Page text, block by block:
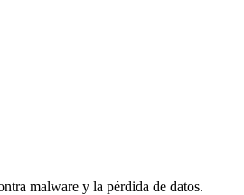
malware y la pérdida de datos.